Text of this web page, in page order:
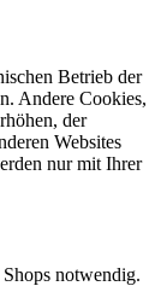
Betrieb der
Andere Cookies,
der
Websites
nur mit Ihrer
notwendig.